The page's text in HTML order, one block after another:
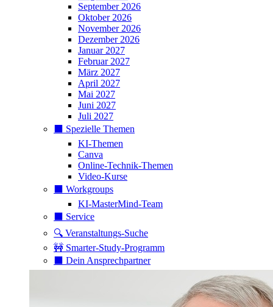
September 2026
Oktober 2026
November 2026
Dezember 2026
Januar 2027
Februar 2027
März 2027
April 2027
Mai 2027
Juni 2027
Juli 2027
⬛️ Spezielle Themen
KI-Themen
Canva
Online-Technik-Themen
Video-Kurse
⬛️ Workgroups
KI-MasterMind-Team
⬛️ Service
🔍 Veranstaltungs-Suche
🚧 Smarter-Study-Programm
⬛️ Dein Ansprechpartner